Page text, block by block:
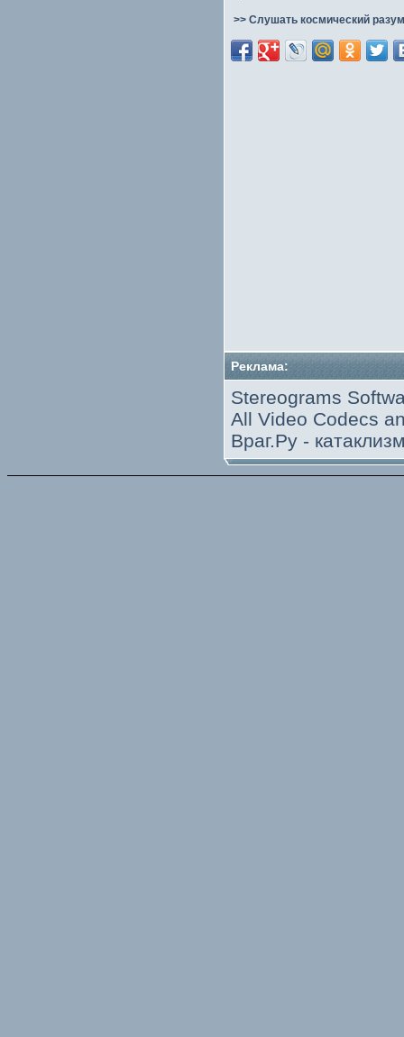
>> Слушать космический
Реклама:
Stereograms
All Video Codecs
Враг.Ру -